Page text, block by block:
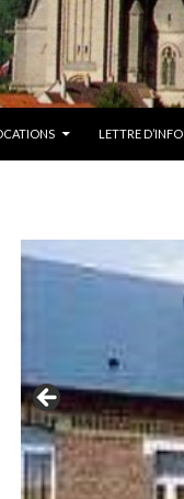
LETTRE D’INFO